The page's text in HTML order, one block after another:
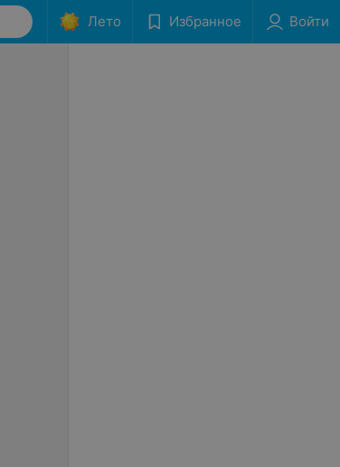
Лето Избранное Войти